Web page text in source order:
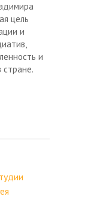
цель
и
и
стране.